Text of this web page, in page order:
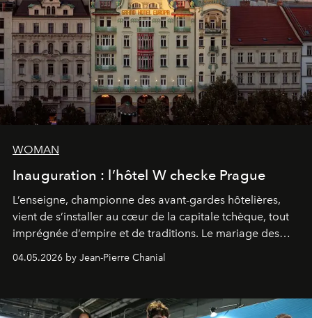
WOMAN
Inauguration : l’hôtel W checke Prague
L’enseigne, championne des avant-gardes hôtelières,
vient de s’installer au cœur de la capitale tchèque, tout
imprégnée d’empire et de traditions. Le mariage des
extrêmes fait merveille.
04.05.2026 by Jean-Pierre Chanial